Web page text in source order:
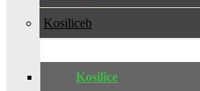
Kosilice
Kosilice